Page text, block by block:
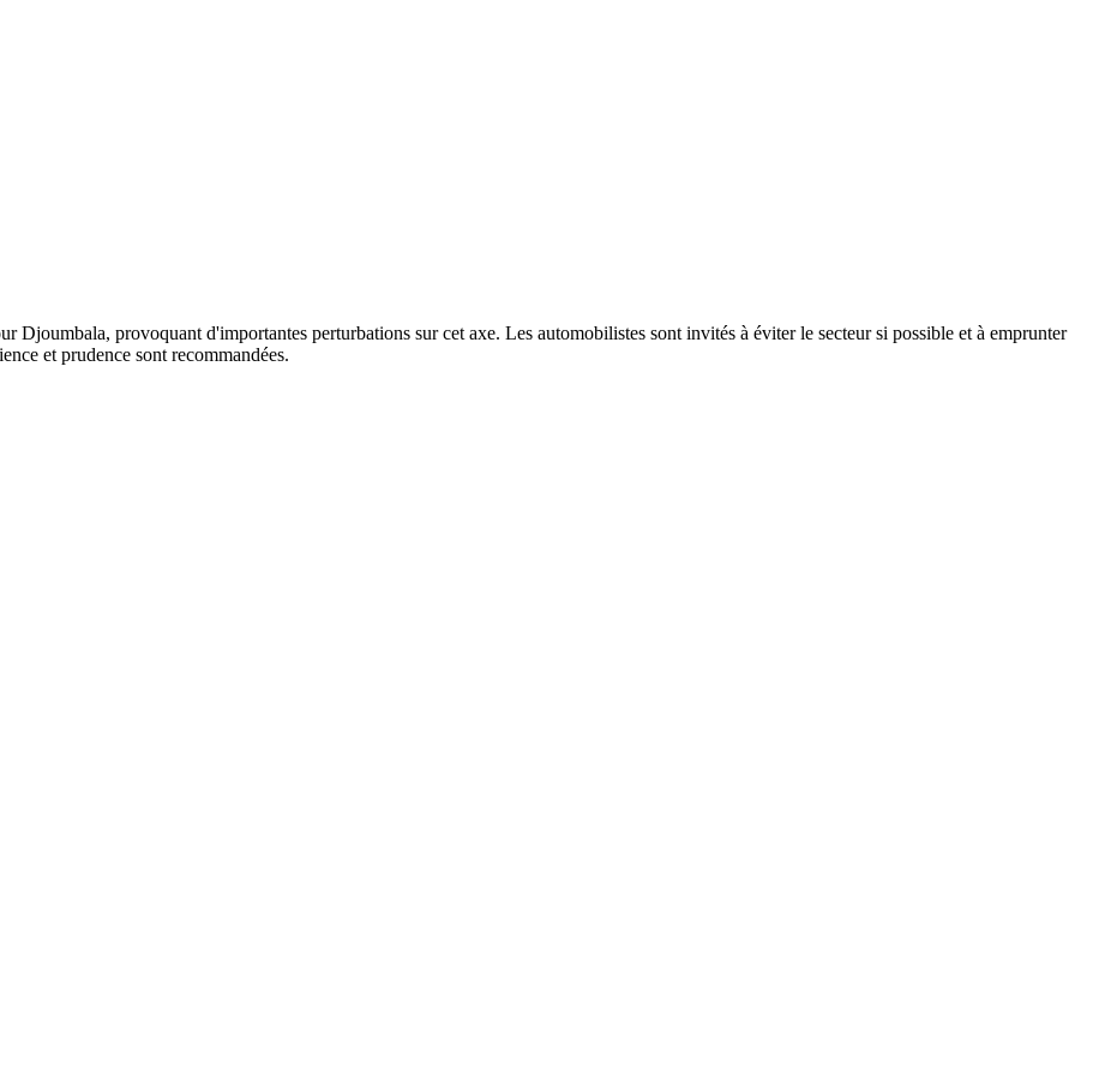
Djoumbala, provoquant d'importantes perturbations sur cet axe. Les automobilistes sont invités à éviter le secteur si possible et à emprunter
et prudence sont recommandées.